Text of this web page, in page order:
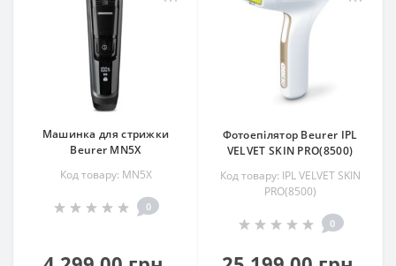
Машинка для стрижки
Beurer MN5X
Код товару: MN5X
0
Фотоепілятор Beurer IPL
VELVET SKIN PRO(8500)
Код товару: IPL VELVET SKIN
PRO(8500)
0